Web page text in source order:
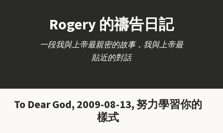
Rogery 的禱告日記
一段我與上帝最親密的故事，我與上帝最
貼近的對話
To Dear God, 2009-08-13, 努力學習你的
樣式